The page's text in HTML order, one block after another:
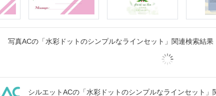
写真ACの「水彩ドットのシンプルなラインセット」関連検索結果
シルエットACの「水彩ドットのシンプルなラインセット」